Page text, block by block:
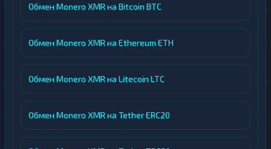
Обмен Monero XMR на Bitcoin BTC
Обмен Monero XMR на Ethereum ETH
Обмен Monero XMR на Litecoin LTC
Обмен Monero XMR на Tether ERC20